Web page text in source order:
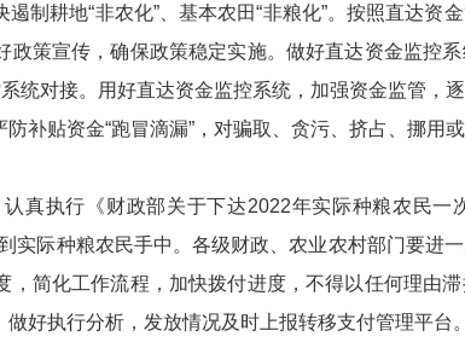
制耕地“非农化”、基本农田“非粮化”。按照直达资
策宣传，确保政策稳定实施。做好直达资金监控
统对接。用好直达资金监控系统，加强资金监管，
补贴资金“跑冒滴漏”，对骗取、贪污、挤占、挪用
执行《财政部关于下达2022年实际种粮农民一
实际种粮农民手中。各级财政、农业农村部门要进
简化工作流程，加快拨付进度，不得以任何理由
好执行分析，发放情况及时上报转移支付管理平台